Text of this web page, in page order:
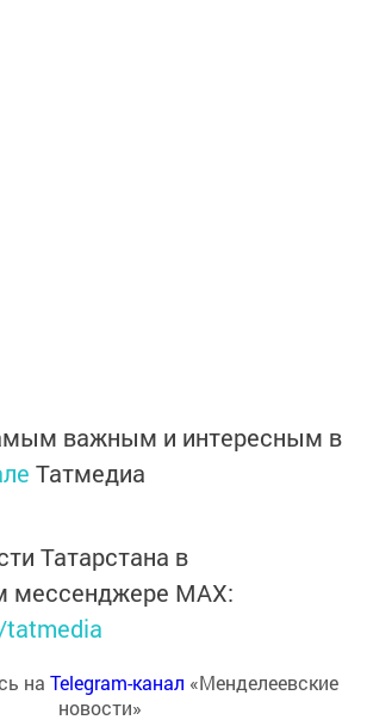
важным и интересным в
Татмедиа
Татарстана в
мессенджере MАХ:
на Telegram-канал «Менделеевские
новости»